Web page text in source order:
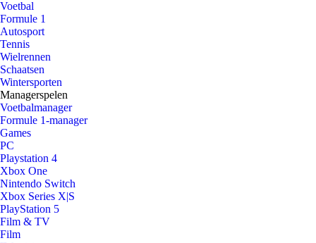
Voetbal
Formule 1
Autosport
Tennis
Wielrennen
Schaatsen
Wintersporten
Managerspelen
Voetbalmanager
Formule 1-manager
Games
PC
Playstation 4
Xbox One
Nintendo Switch
Xbox Series X|S
PlayStation 5
Film & TV
Film